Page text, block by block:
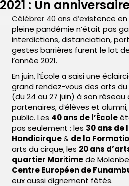
2021 : Un
Célébrer 40 ans d’existence
pleine pandémie n’était pas
interdictions, distanciation,
gestes barrières furent le lot
l’année 2021.
En juin, l’École a saisi une
grand rendez-vous des arts
(du 24 au 27 juin) à son réseau
partenaires, d’élèves et alumni,
public. Les 40 ans de l’École
pas seulement : les 30 ans de
Handicirque& de la
arts du cirque, les 20 ans
quartier Maritimede
Centre Européen de
eux aussi dignement fêtés.